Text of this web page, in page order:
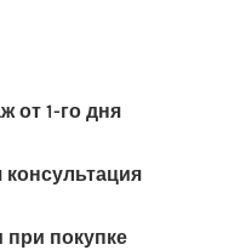
от 1-го дня
покупке